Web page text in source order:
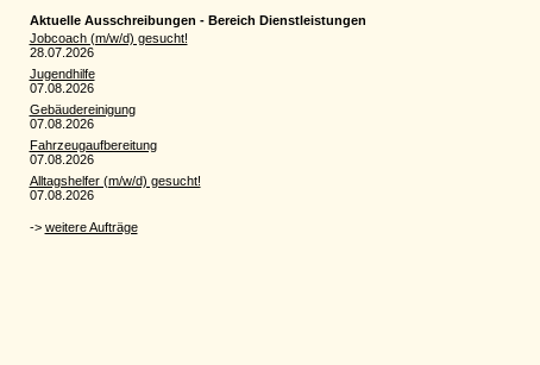
Aktuelle Ausschreibungen - Bereich Dienstleistungen
Jobcoach (m/w/d) gesucht!
28.07.2026
Jugendhilfe
07.08.2026
Gebäudereinigung
07.08.2026
Fahrzeugaufbereitung
07.08.2026
Alltagshelfer (m/w/d) gesucht!
07.08.2026
-> weitere Aufträge